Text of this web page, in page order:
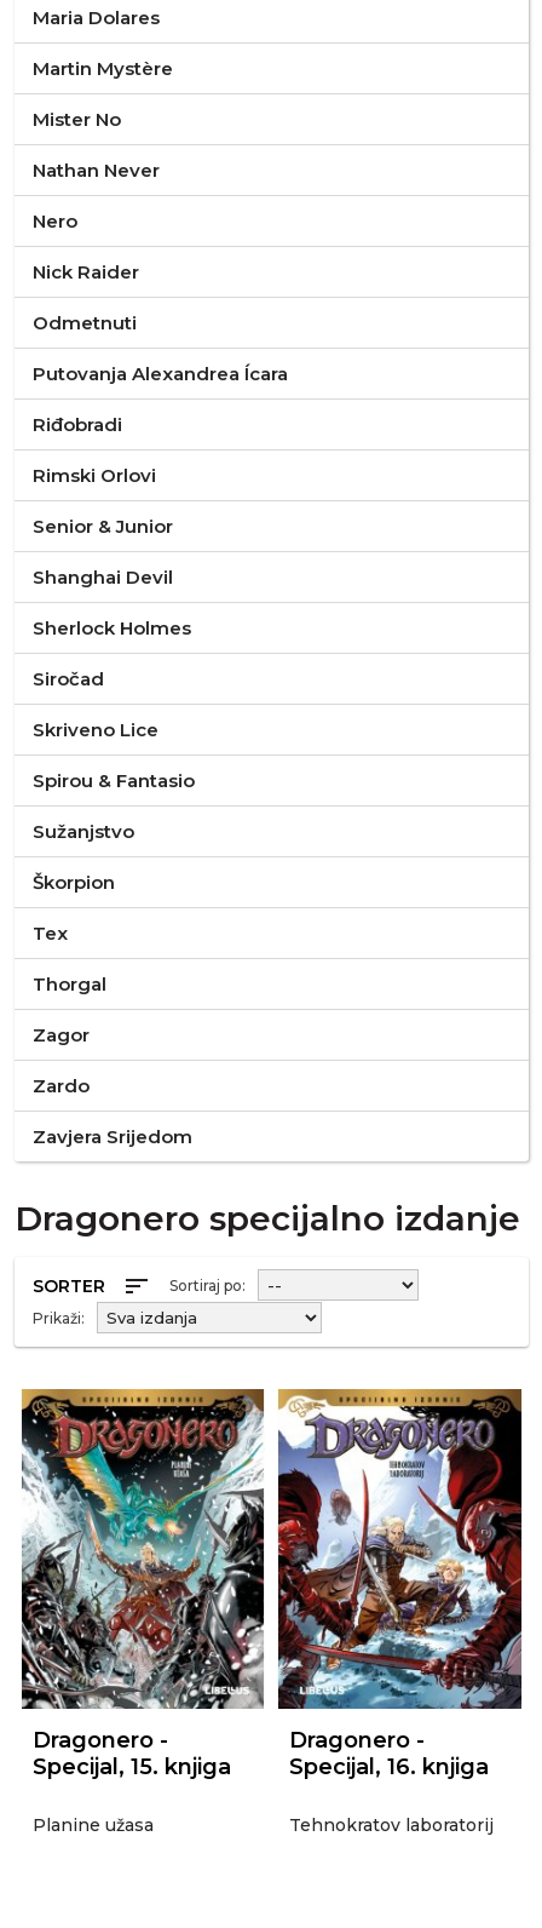
Maria Dolares
Martin Mystère
Mister No
Nathan Never
Nero
Nick Raider
Odmetnuti
Putovanja Alexandrea Ícara
Riđobradi
Rimski Orlovi
Senior & Junior
Shanghai Devil
Sherlock Holmes
Siročad
Skriveno Lice
Spirou & Fantasio
Sužanjstvo
Škorpion
Tex
Thorgal
Zagor
Zardo
Zavjera Srijedom
Dragonero specijalno izdanje
SORTER sort
Sortiraj po:
Prikaži:
Dragonero -
Specijal, 15. knjiga
Planine užasa
Dragonero -
Specijal, 16. knjiga
Tehnokratov laboratorij